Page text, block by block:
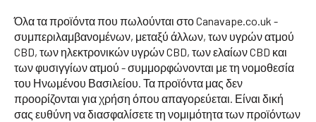
Όλα τα προϊόντα που πωλούνται στο Canavape.co.uk -
συμπεριλαμβανομένων, μεταξύ άλλων, των υγρών ατμού
CBD, των ηλεκτρονικών υγρών CBD, των ελαίων CBD και
των φυσιγγίων ατμού - συμμορφώνονται με τη νομοθεσία
του Ηνωμένου Βασιλείου. Τα προϊόντα μας δεν
προορίζονται για χρήση όπου απαγορεύεται. Είναι δική
σας ευθύνη να διασφαλίσετε τη νομιμότητα των προϊόντων